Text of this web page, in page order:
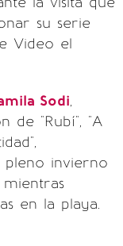
su serie
Video el
Sodi,
de "Rubí", "A
pleno invierno
en la playa.